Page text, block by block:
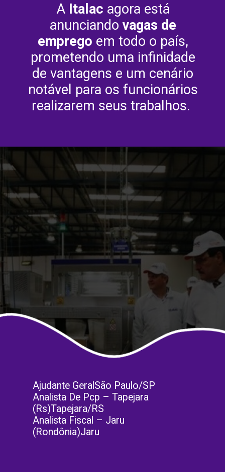
A Italac agora está
anunciandovagas de
emprego em todo o país,
prometendo uma infinidade
de vantagens e um cenário
notável para os funcionários
realizarem seus trabalhos.
Ajudante GeralSão Paulo/SP
Analista De Pcp – Tapejara
(Rs)Tapejara/RS
Analista Fiscal – Jaru
(Rondônia)Jaru